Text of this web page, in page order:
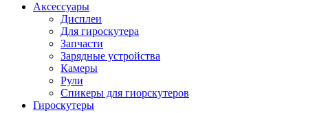
Аксессуары
Дисплеи
Для гироскутера
Запчасти
Зарядные устройства
Камеры
Рули
Спикеры для гиорскутеров
Гироскутеры